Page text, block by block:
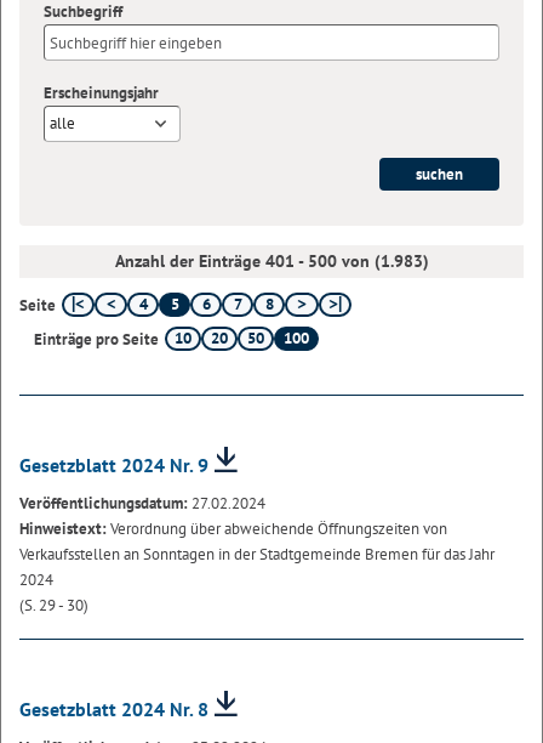
Suchbegriff
Erscheinungsjahr
alle
Anzahl der Einträge 401 - 500 von (1.983)
Seite 4 5 6 7
8
Einträge pro Seite
10 20 50 100
Gesetzblatt 2024 Nr. 9
Veröffentlichungsdatum: 27.02.2024
Hinweistext:Verordnung über abweichende Öffnungszeiten von
Verkaufsstellen an Sonntagen in der Stadtgemeinde Bremen für das Jahr
2024
(S. 29 - 30)
Gesetzblatt 2024 Nr. 8